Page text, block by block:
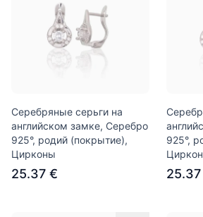
Серебряные серьги на
английском замке, Серебро
925°, родий (покрытие),
Цирконы
25.37 €
925°,